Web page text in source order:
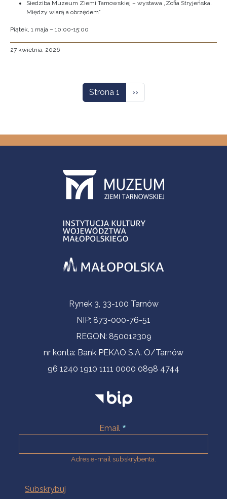
Siedziba Muzeum Ziemi Tarnowskiej – wystawa „Zofia Stryjeńska.
Między wiarą a obrzędem”
Piątek, 1 maja – 10:00-15:00
27 kwietnia, 2026
Strona 1 Następna strona
››
Informacje kontaktoweRynek 3, 33-100 Tarnów
NIP: 873-000-76-51
REGON: 850012309
nr konta: Bank PEKAO S.A. O/Tarnów
96 1240 1910 1111 0000 0898 4744
Email
Adres e-mail subskrybenta.